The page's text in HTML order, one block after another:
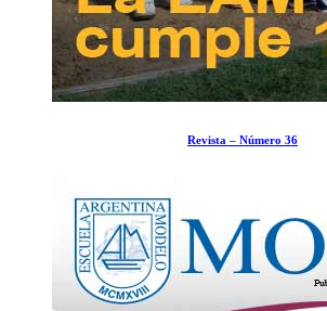
Revista – Número 36